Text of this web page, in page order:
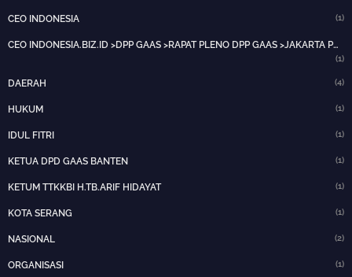
CEO INDONESIA (1)
CEO INDONESIA.BIZ.ID >DPP GAAS >RAPAT PLENO DPP GAAS >JAKARTA PUSAT>HOTNEWS>
(1)
DAERAH (4)
HUKUM (1)
IDUL FITRI (1)
KETUA DPD GAAS BANTEN (1)
KETUM TTKKBI H.TB.ARIF HIDAYAT (1)
KOTA SERANG (1)
NASIONAL (2)
ORGANISASI (1)